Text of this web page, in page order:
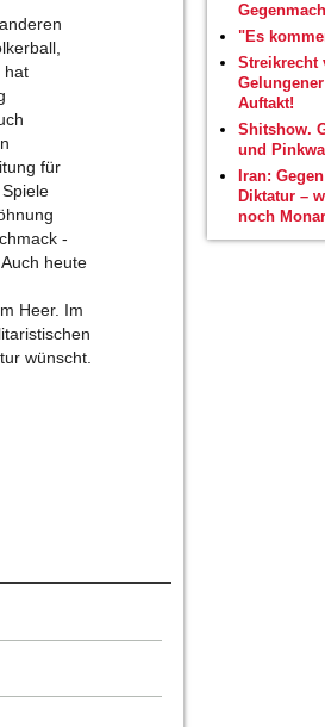
hat
für
-
heute
Heer. Im
wünscht.
"Es
Streikrecht
Auftakt!
Shitshow.
und
Iran:
Diktatur –
noch